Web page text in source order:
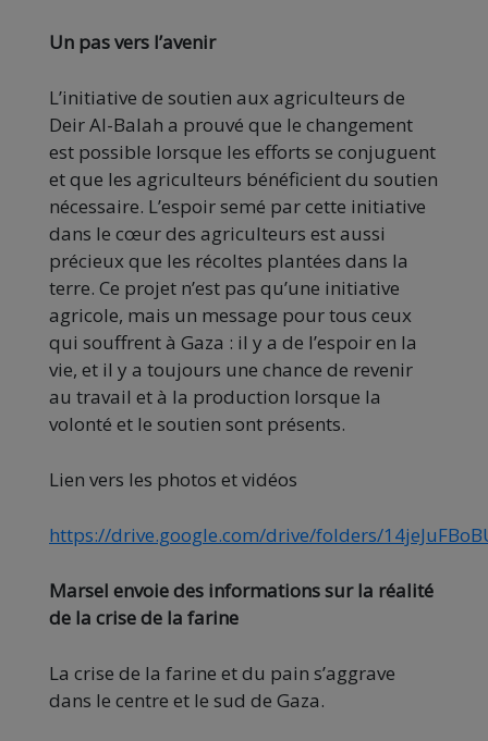
Un pas vers l’avenir
L’initiative de soutien aux agriculteurs de
Deir Al-Balah a prouvé que le changement
est possible lorsque les efforts se conjuguent
et que les agriculteurs bénéficient du soutien
nécessaire. L’espoir semé par cette initiative
dans le cœur des agriculteurs est aussi
précieux que les récoltes plantées dans la
terre. Ce projet n’est pas qu’une initiative
agricole, mais un message pour tous ceux
qui souffrent à Gaza : il y a de l’espoir en la
vie, et il y a toujours une chance de revenir
au travail et à la production lorsque la
volonté et le soutien sont présents.
Lien vers les photos et vidéos
https://drive.google.com/drive/folders/
Marsel envoie des informations sur la réalité
de la crise de la farine
La crise de la farine et du pain s’aggrave
dans le centre et le sud de Gaza.